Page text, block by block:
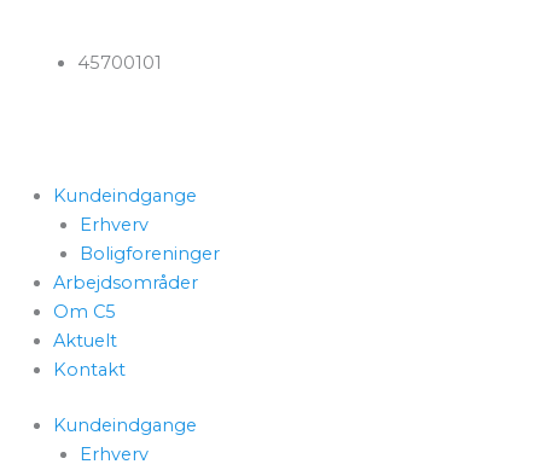
indholdet45700101
Kundeindgange
Erhverv
Boligforeninger
Arbejdsområder
Om C5
Aktuelt
Kontakt
Kundeindgange
Erhverv